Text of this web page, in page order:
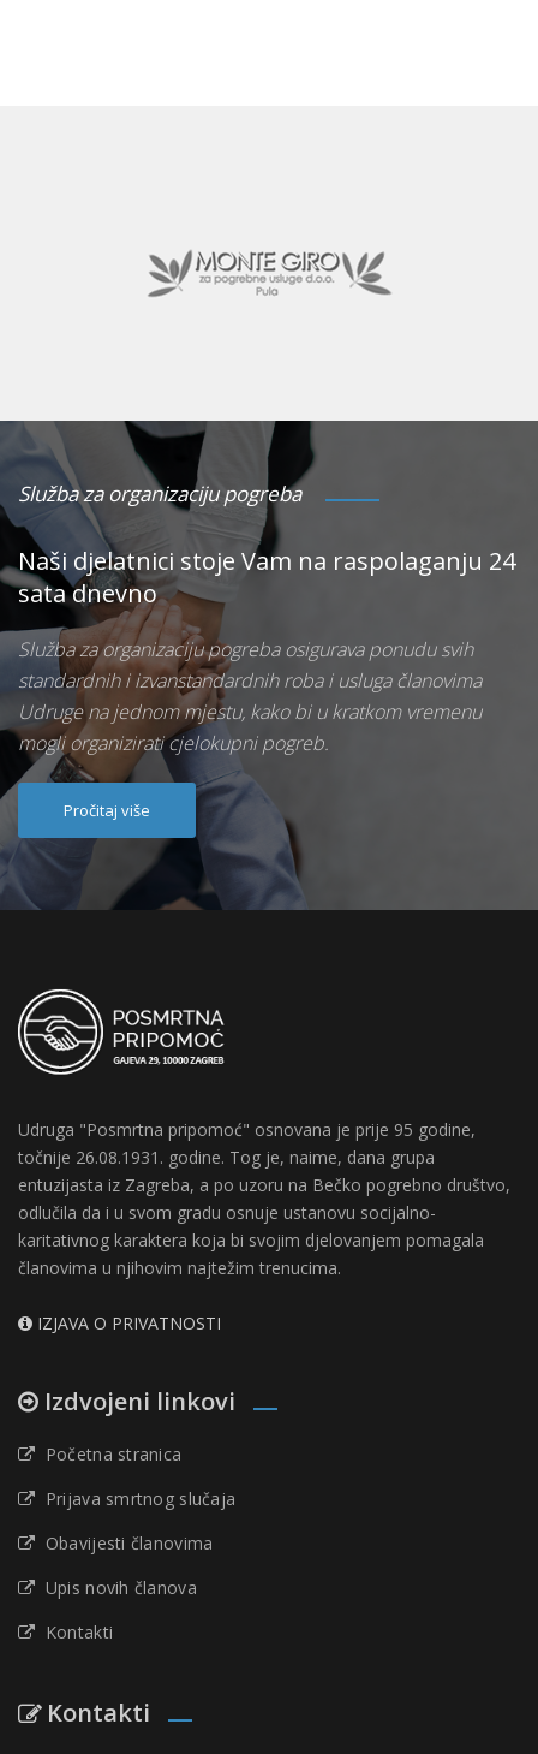
Služba za organizaciju pogreba
Naši djelatnici stoje Vam na raspolaganju 24
sata dnevno
Služba za organizaciju pogreba osigurava ponudu svih
standardnih i izvanstandardnih roba i usluga članovima
Udruge na jednom mjestu, kako bi u kratkom vremenu
mogli organizirati cjelokupni pogreb.
Pročitaj više
Udruga "Posmrtna pripomoć" osnovana je prije 95 godine,
točnije 26.08.1931. godine. Tog je, naime, dana grupa
entuzijasta iz Zagreba, a po uzoru na Bečko pogrebno društvo,
odlučila da i u svom gradu osnuje ustanovu socijalno-
karitativnog karaktera koja bi svojim djelovanjem pomagala
članovima u njihovim najtežim trenucima.
IZJAVA O PRIVATNOSTI
Izdvojeni linkovi
Početna stranica
Prijava smrtnog slučaja
Obavijesti članovima
Upis novih članova
Kontakti
Kontakti